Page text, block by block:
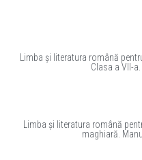
Limba și literatura română
Clasa a VII-
Limba și literatura română
maghiară.